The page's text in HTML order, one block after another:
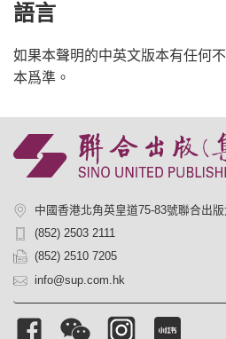
語言
如果本聲明的中英文版本有任何
本爲準。
中國香港北角英皇道75-83號聯合出
(852) 2503 2111
(852) 2510 7205
info@sup.com.hk